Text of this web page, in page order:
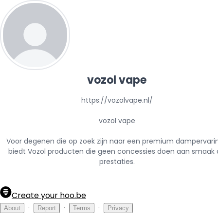
vozol vape
https://vozolvape.nl/
vozol vape
Voor degenen die op zoek zijn naar een premium
biedt Vozol producten die geen concessies doen aan smaak
prestaties.
Create your hoo.be
About · Report · Terms · Privacy